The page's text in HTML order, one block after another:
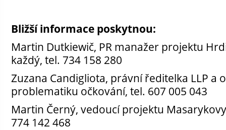
Bližší informace poskytnou:
Martin Dutkiewič, PR manažer projektu
každý, tel. 734 158 280
Zuzana Candigliota, právní ředitelka LLP a
problematiku očkování, tel. 607 005 043
Martin Černý, vedoucí projektu
774 142 468